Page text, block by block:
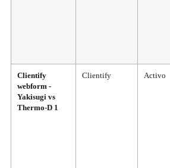
Clientify
webform -
Yakisugi vs
Thermo-D 1
Clientify Activo